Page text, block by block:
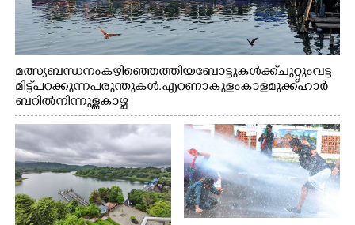
മത്സ്യബന്ധനം കഴിഞ്ഞെത്തിയ ബോട്ടുകൾക്ക് ചുറ്റും വട്ട
മിട്ട് പറക്കുന്ന പരുന്തുകൾ. എറണാകുളം കാളമുക്ക് ഹാർ
ബറിൽ നിന്നുള്ള കാഴ്ച